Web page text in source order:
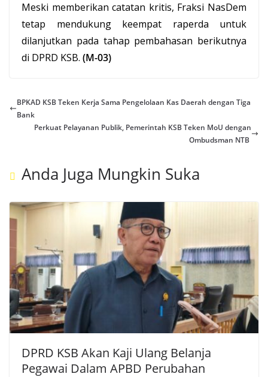
Meski memberikan catatan kritis, Fraksi NasDem
tetap mendukung keempat raperda untuk
dilanjutkan pada tahap pembahasan berikutnya
di DPRD KSB. (M-03)
BPKAD KSB Teken Kerja Sama Pengelolaan Kas Daerah dengan Tiga
Bank
Perkuat Pelayanan Publik, Pemerintah KSB Teken MoU dengan
Ombudsman NTB
Anda Juga Mungkin Suka
DPRD KSB Akan Kaji Ulang Belanja
Pegawai Dalam APBD Perubahan